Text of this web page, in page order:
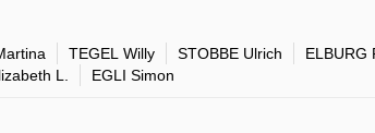
TEGEL Willy STOBBE Ulrich ELBURG
L. EGLI Simon